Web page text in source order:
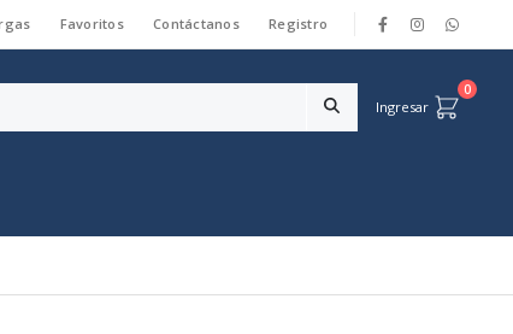
Favoritos Contáctanos Registro
Ingresar
0